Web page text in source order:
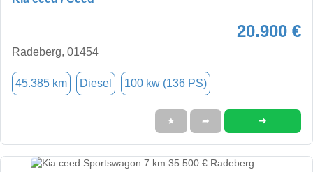
20.900 €
Radeberg, 01454
45.385 km Diesel 100 kw (136 PS)
★ ➦ ➜